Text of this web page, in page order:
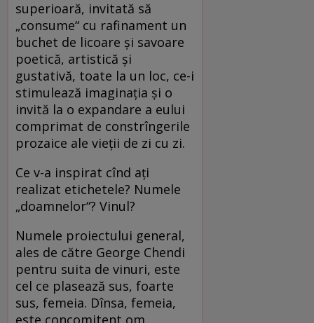
superioară, invitată să
„consume“ cu rafinament un
buchet de licoare și savoare
poetică, artistică și
gustativă, toate la un loc, ce-i
stimulează imaginația și o
invită la o expandare a eului
comprimat de constrîngerile
prozaice ale vieții de zi cu zi.
Ce v-a inspirat cînd ați
realizat etichetele? Numele
„doamnelor“? Vinul?
Numele proiectului general,
ales de către George Chendi
pentru suita de vinuri, este
cel ce plasează sus, foarte
sus, femeia. Dînsa, femeia,
este concomitent om,